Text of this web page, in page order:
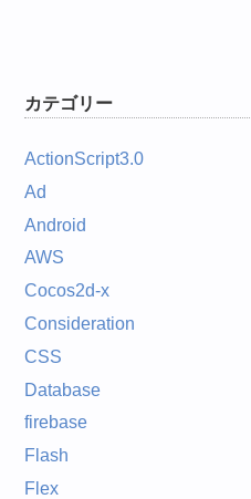
カテゴリー
ActionScript3.0
Ad
Android
AWS
Cocos2d-x
Consideration
CSS
Database
firebase
Flash
Flex